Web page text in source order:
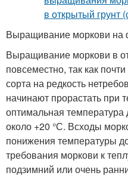
Выращивание моркови на
Выращивание моркови в
повсеместно, так как
сорта на редкость
начинают прорастать при
оптимальная
около +20 °С. Всходы
понижения температуры
требования моркови к
подзимний или очень